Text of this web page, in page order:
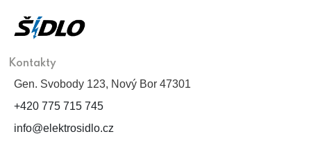
Kontakty
Gen. Svobody 123, Nový Bor 47301
+420 775 715 745
info@elektrosidlo.cz